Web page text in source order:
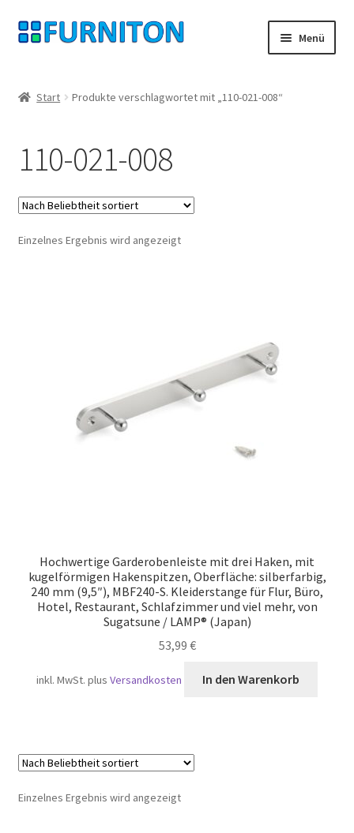
Zur
Navigation
Zum
Inhalt
Menü
Datenschutz
Widerrufsrecht
Kontakt
Start Produkte verschlagwortet mit „110-021-008“
110-021-008
Einzelnes Ergebnis wird angezeigt
Hochwertige Garderobenleiste mit drei Haken, mit
kugelförmigen Hakenspitzen, Oberfläche: silberfarbig,
240 mm (9,5″), MBF240-S. Kleiderstange für Flur, Büro,
Hotel, Restaurant, Schlafzimmer und viel mehr, von
Sugatsune / LAMP® (Japan)
53,99 €
inkl. MwSt. plusVersandkosten In den Warenkorb
Einzelnes Ergebnis wird angezeigt